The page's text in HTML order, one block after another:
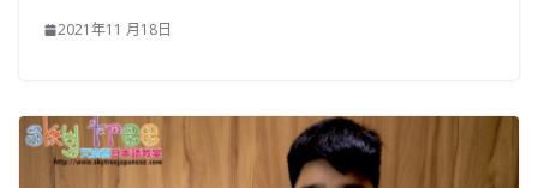
2021年11 月18日